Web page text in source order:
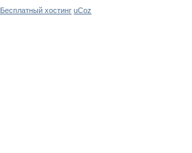
Бесплатный хостинг uCoz